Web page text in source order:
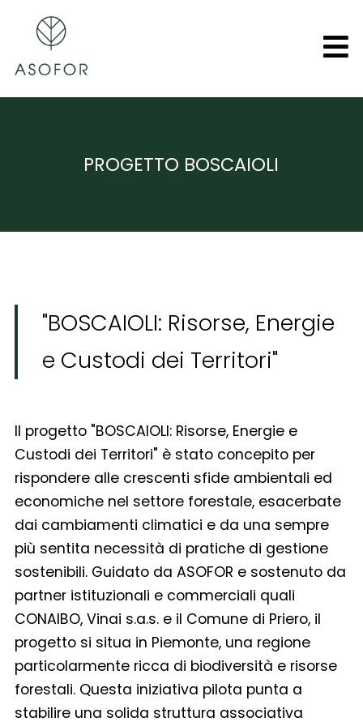
PROGETTO BOSCAIOLI
"BOSCAIOLI: Risorse, Energie
e Custodi dei Territori"
Il progetto "BOSCAIOLI: Risorse, Energie e
Custodi dei Territori" è stato concepito per
rispondere alle crescenti sfide ambientali ed
economiche nel settore forestale, esacerbate
dai cambiamenti climatici e da una sempre
più sentita necessità di pratiche di gestione
sostenibili. Guidato da ASOFOR e sostenuto da
partner istituzionali e commerciali quali
CONAIBO, Vinai s.a.s. e il Comune di Priero, il
progetto si situa in Piemonte, una regione
particolarmente ricca di biodiversità e risorse
forestali. Questa iniziativa pilota punta a
stabilire una solida struttura associativa